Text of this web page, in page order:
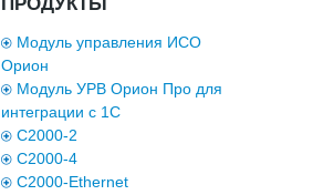
Модуль управления ИСО
Орион
Модуль УРВ Орион Про для
интеграции с 1С
С2000-2
С2000-4
С2000-Ethernet